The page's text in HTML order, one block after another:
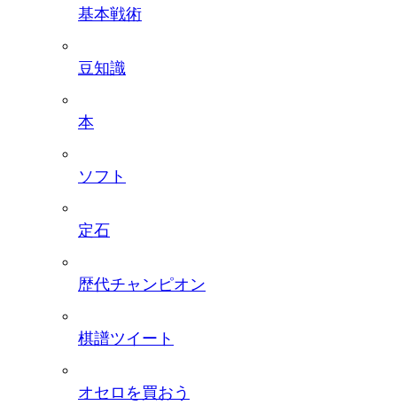
基本戦術
豆知識
本
ソフト
定石
歴代チャンピオン
棋譜ツイート
オセロを買おう